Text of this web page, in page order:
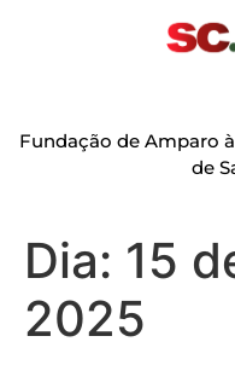
Fundação de Amparo
de
Dia: 15
2025